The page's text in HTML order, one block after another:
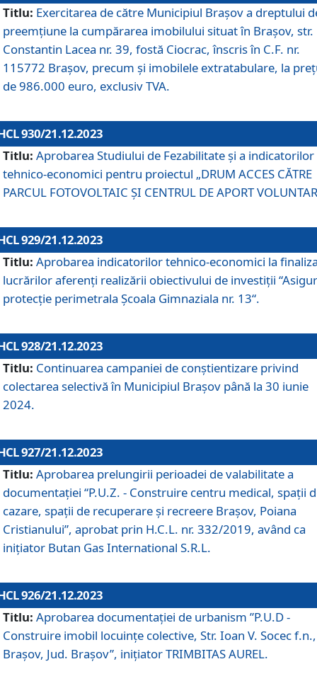
Titlu: Exercitarea de către Municipiul Brașov a dreptului
preemțiune la cumpărarea imobilului situat în Brașov, str.
Constantin Lacea nr. 39, fostă Ciocrac, înscris în C.F. nr.
115772 Brașov, precum și imobilele extratabulare, la
de 986.000 euro, exclusiv TVA.
930/21.12.2023
Titlu: Aprobarea Studiului de Fezabilitate și a indicatorilor
tehnico-economici pentru proiectul „DRUM ACCES CĂTRE
PARCUL FOTOVOLTAIC ȘI CENTRUL DE APORT
929/21.12.2023
Titlu: Aprobarea indicatorilor tehnico-economici la
lucrărilor aferenți realizării obiectivului de investiții
protecție perimetrala Școala Gimnaziala nr. 13“.
928/21.12.2023
Titlu: Continuarea campaniei de conștientizare privind
colectarea selectivă în Municipiul Braşov până la 30 iunie
2024.
927/21.12.2023
Titlu: Aprobarea prelungirii perioadei de valabilitate a
documentaţiei “P.U.Z. - Construire centru medical, spații
cazare, spații de recuperare și recreere Brașov, Poiana
Cristianului”, aprobat prin H.C.L. nr. 332/2019, având ca
inițiator Butan Gas International S.R.L.
926/21.12.2023
Titlu: Aprobarea documentaţiei de urbanism ”P.U.D -
Construire imobil locuințe colective, Str. Ioan V. Socec f.n.,
Brașov, Jud. Brașov”, inițiator TRIMBITAS AUREL.